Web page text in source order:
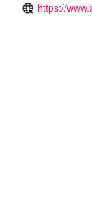
https://